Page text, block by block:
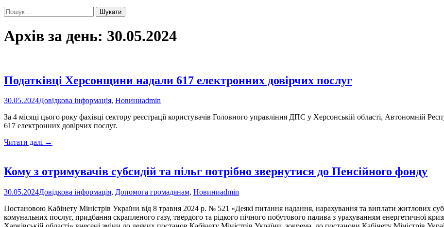
Пошук:
Архів за день: 30.05.2024
Податківці Херсонщини надали 617 електронних довірчих послуг
30.05.2024Довідкова інформація, Новиниadmin
За 4 місяці цього року фахівці сектору реєстрації користувачів Головного управління ДПС у Херсонській області, Автономній
617 електронних довірчих послуг.
Читати далі Податківці
617
електронних
послуг
→
Кому з отримувачів субсидій та пільг потрібно звернутися до Пенсійного фонду
30.05.2024Довідкова інформація, Допомога громадянам, Новиниadmin
Постановою Кабінету Міністрів України від 8 травня 2024 р. № 521 «Деякі питання надання, нарахування та виплати житлових
комунальних послуг, придбання скрапленого газу, твердого та рідкого пічного побутового палива з урахуванням енергетичної